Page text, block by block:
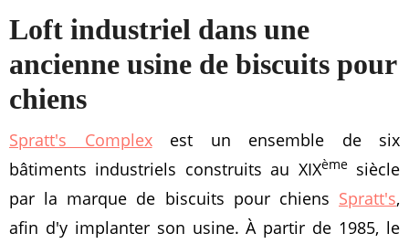
Loft industriel dans une
ancienne usine de biscuits pour
chiens
Spratt's Complexest un ensemble de six
bâtiments industriels construits au XIXèmesiècle
par la marque de biscuits pour chiens Spratt's,
afin d'y implanter son usine. À partir de 1985, le